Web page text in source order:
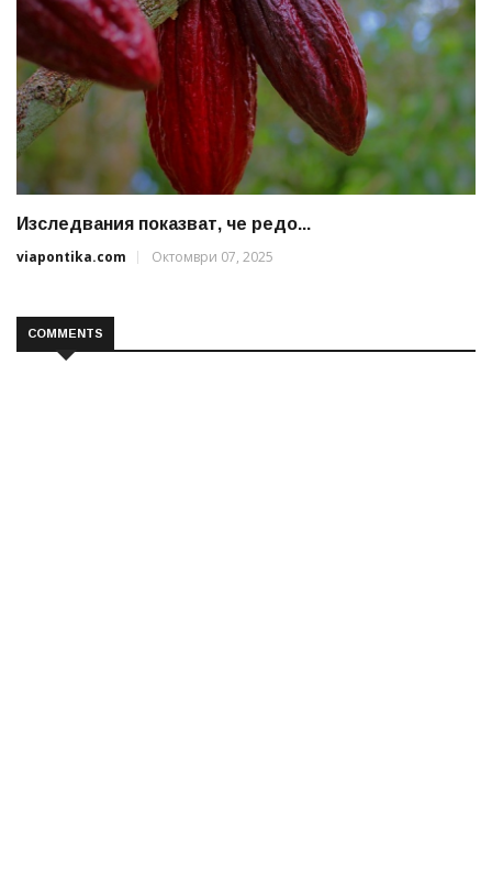
Изследвания показват, че редо...
viapontika.com
Октомври 07, 2025
COMMENTS